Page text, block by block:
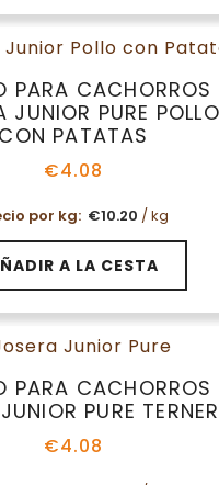
PARA CACHORROS
JUNIOR PURE POLLO
CON PATATAS
€4.08
por kg: €10.20 / kg
A LA CESTA
PARA CACHORROS
PURE
€4.08